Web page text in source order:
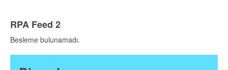
RPA Feed 2
Besleme bulunamadı.